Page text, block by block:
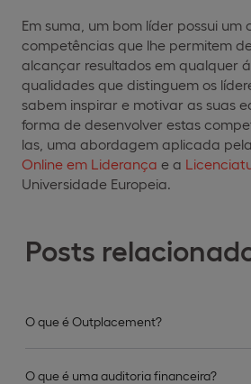
Posts
O que é Outplacement?
O que é uma auditoria financeira?
Em suma, um bom líder possui um
competências que lhe permitem
alcançar resultados em qualquer
qualidades que distinguem os
sabem inspirar e motivar as suas
forma de desenvolver estas
las, uma abordagem aplicada pela
Online em Liderança e a
Universidade Europeia.